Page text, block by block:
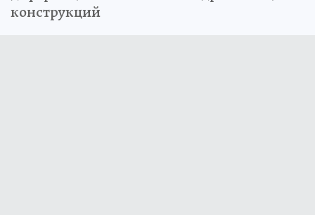
конструкций